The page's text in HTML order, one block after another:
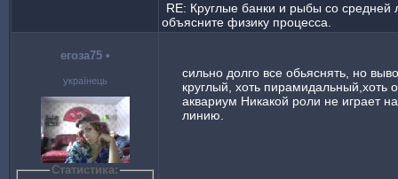
RE: Круглые банки и рыбы со средней
объясните физику процесса.
егоза75 •
українець
Статистика:
сильно долго все обьяснять, но
круглый, хоть пирамидальный,хоть
аквариум Никакой роли не играет
линию.